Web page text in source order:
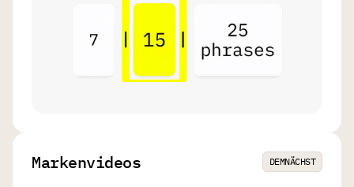
Markenvideos DEMNÄCHST